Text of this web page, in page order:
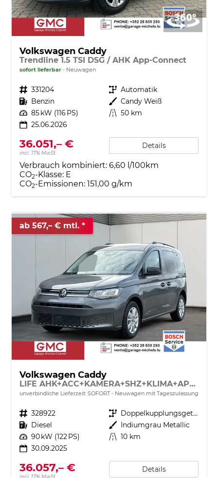
Volkswagen Caddy
Trendline 1.5 TSI DSG / AHK App-Connect
sofort lieferbar Neuwagen
Fahrzeugnr. 331204 Getriebe Automatik
Kraftstoff Benzin Außenfarbe Candy Weiß
Leistung 85 kW (116 PS) Kilometerstand 50 km
25.06.2026
36.051,– €
incl. 17% MwSt.
Details
Verbrauch kombiniert: 6,60 l/100km
CO2-Klasse: E
CO2-Emissionen: 151,00 g/km
ab 567,– € mtl.
Volkswagen Caddy
LIFE AHK+ACC+KAMERA+SHZ+KLIMA+APP-CONNECT
unverbindliche Lieferzeit: SOFORT Neuwagen mit Tageszulassung
Fahrzeugnr. 328922 Getriebe
Doppelkupplungsgetriebe (DSG)
Kraftstoff Diesel Außenfarbe Indiumgrau Metallic
Leistung 90 kW (122 PS) Kilometerstand 10 km
30.09.2025
36.057,– €
incl. 17% MwSt.
Details